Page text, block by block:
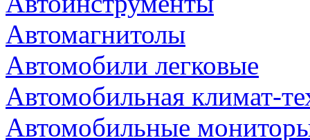
Автомагнитолы
Автомобили легковые
Автомобильная климат-
Автомобильные